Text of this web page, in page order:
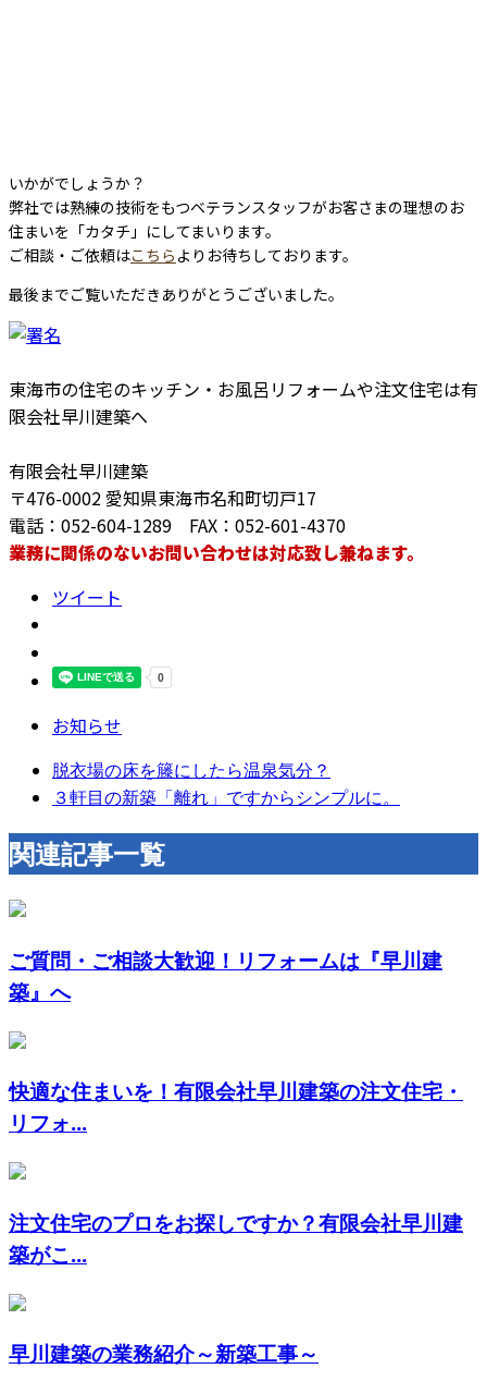
いかがでしょうか？
弊社では熟練の技術をもつベテランスタッフがお客さまの理想のお
住まいを「カタチ」にしてまいります。
ご相談・ご依頼はこちら よりお待ちしております。
最後までご覧いただきありがとうございました。
東海市の住宅のキッチン・お風呂リフォームや注文住宅は有
限会社早川建築へ
有限会社早川建築
〒476-0002 愛知県東海市名和町切戸17
電話：052-604-1289 FAX：052-601-4370
業務に関係のないお問い合わせは対応致し兼ねます。
ツイート
お知らせ
脱衣場の床を籐にしたら温泉気分？
３軒目の新築「離れ」ですからシンプルに。
関連記事一覧
ご質問・ご相談大歓迎！リフォームは『早川建
築』へ
快適な住まいを！有限会社早川建築の注文住宅・
リフォ...
注文住宅のプロをお探しですか？有限会社早川建
築がこ...
早川建築の業務紹介～新築工事～